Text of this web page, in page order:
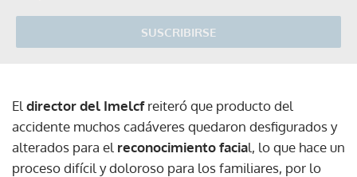
SUSCRIBIRSE
El director del Imelcfreiteró que producto del
accidente muchos cadáveres quedaron desfigurados y
alterados para el reconocimiento facial, lo que hace un
proceso difícil y doloroso para los familiares, por lo